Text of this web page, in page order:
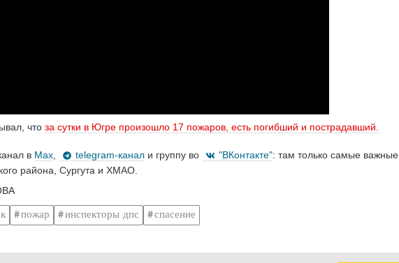
что за сутки в Югре произошло 17 пожаров, есть погибший и пострадавший.
в Max telegram-канал и группу во "ВКонтакте": там только самые важные
района, Сургута и ХМАО.
пожар инспекторы дпс спасение